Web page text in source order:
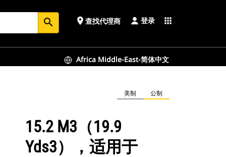
search place 查找代理商 登录 apps
Africa Middle-East-简体中文
美制 公制
15.2 M3（19.9
Yds3），适用于